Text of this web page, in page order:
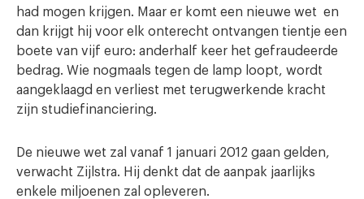
had mogen krijgen. Maar er komt een nieuwe wet en
dan krijgt hij voor elk onterecht ontvangen tientje een
boete van vijf euro: anderhalf keer het gefraudeerde
bedrag. Wie nogmaals tegen de lamp loopt, wordt
aangeklaagd en verliest met terugwerkende kracht
zijn studiefinanciering.
De nieuwe wet zal vanaf 1 januari 2012 gaan gelden,
verwacht Zijlstra. Hij denkt dat de aanpak jaarlijks
enkele miljoenen zal opleveren.